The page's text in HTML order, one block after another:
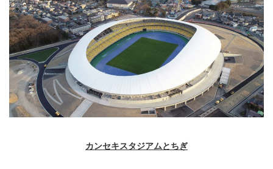
カンセキスタジアムとちぎ